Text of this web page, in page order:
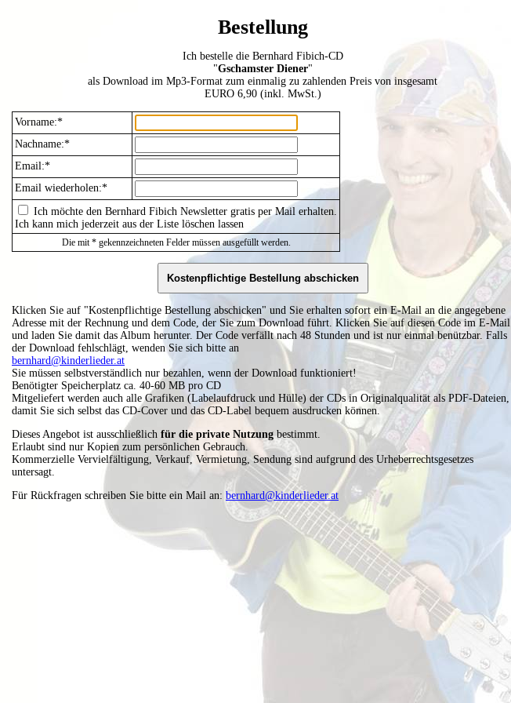
Bestellung
Ich bestelle die Bernhard Fibich-CD
"Gschamster Diener"
als Download im Mp3-Format zum einmalig zu zahlenden Preis von insgesamt
EURO 6,90 (inkl. MwSt.)
Vorname:*
Nachname:*
Email:*
Email wiederholen:*
Ich möchte den Bernhard Fibich Newsletter gratis per Mail erhalten.
Ich kann mich jederzeit aus der Liste löschen lassen
Die mit * gekennzeichneten Felder müssen ausgefüllt werden.
Klicken Sie auf "Kostenpflichtige Bestellung abschicken" und Sie erhalten sofort ein E-Mail an die angegebene
Adresse mit der Rechnung und dem Code, der Sie zum Download führt. Klicken Sie auf diesen Code im E-Mail
und laden Sie damit das Album herunter. Der Code verfällt nach 48 Stunden und ist nur einmal benützbar. Falls
der Download fehlschlägt, wenden Sie sich bitte an
bernhard@kinderlieder.at
Sie müssen selbstverständlich nur bezahlen, wenn der Download funktioniert!
Benötigter Speicherplatz ca. 40-60 MB pro CD
Mitgeliefert werden auch alle Grafiken (Labelaufdruck und Hülle) der CDs in Originalqualität als PDF-Dateien,
damit Sie sich selbst das CD-Cover und das CD-Label bequem ausdrucken können.
Dieses Angebot ist ausschließlich für die private Nutzungbestimmt.
Erlaubt sind nur Kopien zum persönlichen Gebrauch.
Kommerzielle Vervielfältigung, Verkauf, Vermietung, Sendung sind aufgrund des Urheberrechtsgesetzes
untersagt.
Für Rückfragen schreiben Sie bitte ein Mail an: bernhard@kinderlieder.at